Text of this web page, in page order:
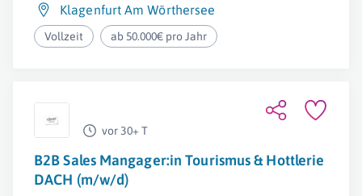
Klagenfurt Am Wörthersee
Vollzeit ab 50.000€ pro Jahr
vor 30+ T
B2B Sales Mangager:in Tourismus & Hottlerie
DACH (m/w/d)